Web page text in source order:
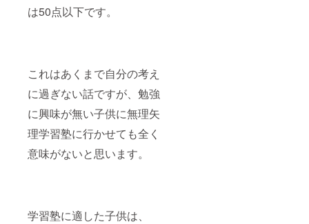
は50点以下です。
これはあくまで自分の考え
に過ぎない話ですが、勉強
に興味が無い子供に無理矢
理学習塾に行かせても全く
意味がないと思います。
学習塾に適した子供は、